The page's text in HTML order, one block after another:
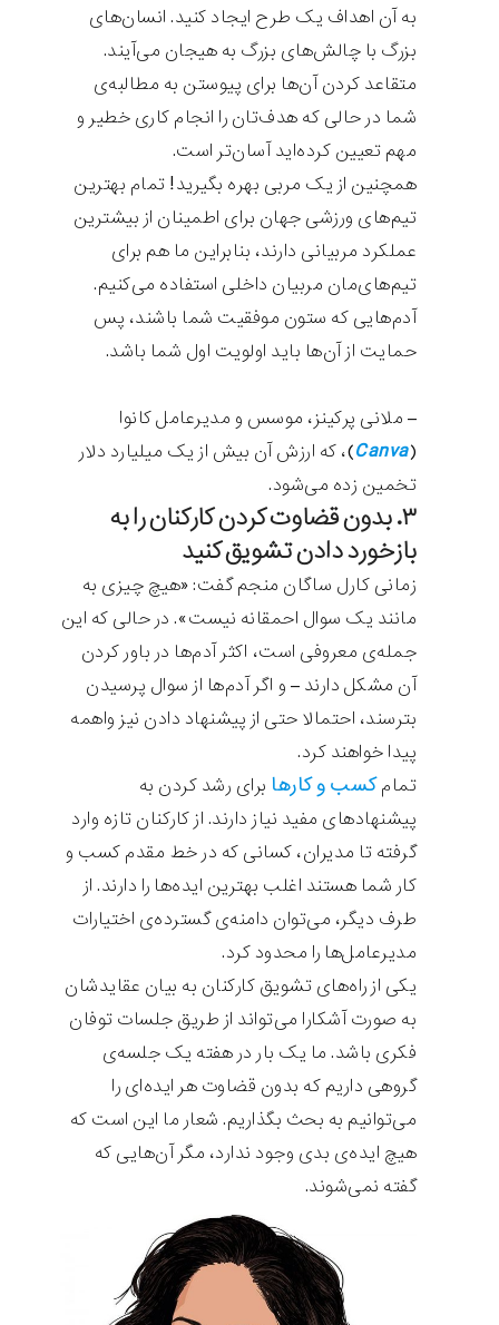
به آن اهداف یک طرح ایجاد کنید. انسان‌های
بزرگ با چالش‌های بزرگ به هیجان می‌آیند.
متقاعد کردن آن‌ها برای پیوستن به مطالبه‌ی
شما در حالی که هدف‌تان را انجام کاری خطیر و
مهم تعیین کرده‌اید آسان‌تر است.
همچنین از یک مربی بهره بگیرید! تمام بهترین
تیم‌های ورزشی جهان برای اطمینان از بیشترین
عملکرد مربیانی دارند، بنابراین ما هم برای
تیم‌های‌مان مربیان داخلی استفاده می‌کنیم.
آدم‌هایی که ستون موفقیت شما باشند، پس
حمایت از آن‌ها باید اولویت اول شما باشد.
– ملانی پرکینز، موسس و مدیرعامل کانوا
(
Canva)، که ارزش آن بیش از یک میلیارد دلار
تخمین زده می‌شود.
۳. بدون قضاوت کردن کارکنان را به
بازخورد دادن تشویق کنید
زمانی کارل ساگان منجم گفت: «هیچ چیزی به
مانند یک سوال احمقانه نیست». در حالی که این
جمله‌ی معروفی است، اکثر آدم‌ها در باور کردن
آن مشکل دارند – و اگر آدم‌ها از سوال پرسیدن
بترسند، احتمالا حتی از پیشنهاد دادن نیز واهمه
پیدا خواهند کرد.
تمامکسب و کارها برای رشد کردن به
پیشنهادهای مفید نیاز دارند. از کارکنان تازه وارد
گرفته تا مدیران، کسانی که در خط مقدم کسب و
کار شما هستند اغلب بهترین ایده‌ها را دارند. از
طرف دیگر، می‌توان دامنه‌ی گسترده‌ی اختیارات
مدیرعامل‌ها را محدود کرد.
یکی از راه‌های تشویق کارکنان به بیان عقایدشان
به صورت آشکارا می‌تواند از طریق جلسات توفان
فکری باشد. ما یک بار در هفته یک جلسه‌ی
گروهی داریم که بدون قضاوت هر ایده‌ای را
می‌توانیم به بحث بگذاریم. شعار ما این است که
هیچ ایده‌ی بدی وجود ندارد، مگر آن‌هایی که
گفته نمی‌شوند.